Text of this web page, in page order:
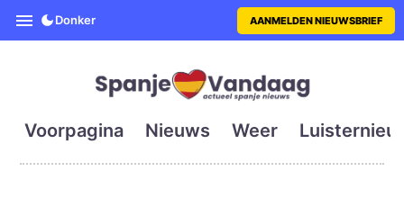
SpanjeVandaag is de eerste
Donker AANMELDEN NIEUWSBRIEF
Voorpagina Nieuws Weer